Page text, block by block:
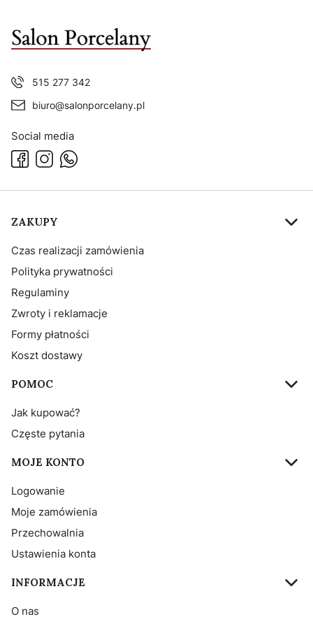
515 277 342
biuro@salonporcelany.pl
Social media
Linki w stopce
ZAKUPY
Czas realizacji zamówienia
Polityka prywatności
Regulaminy
Zwroty i reklamacje
Formy płatności
Koszt dostawy
POMOC
Jak kupować?
Częste pytania
MOJE KONTO
Logowanie
Moje zamówienia
Przechowalnia
Ustawienia konta
INFORMACJE
O nas